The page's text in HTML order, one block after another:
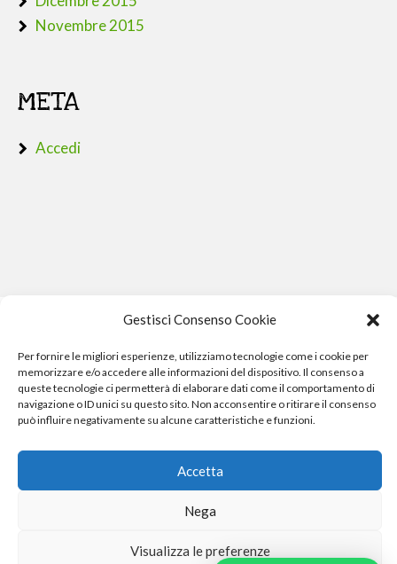
Gestisci Consenso Cookie
Per fornire le migliori esperienze, utilizziamo tecnologie come i cookie per
memorizzare e/o accedere alle informazioni del dispositivo. Il consenso a
queste tecnologie ci permetterà di elaborare dati come il comportamento di
navigazione o ID unici su questo sito. Non acconsentire o ritirare il consenso
può influire negativamente su alcune caratteristiche e funzioni.
Accetta
Nega
Visualizza le preferenze
Novembre 2015
META
Accedi
Phone Crash - riparazione iphone pisa smartphone computer
e gopro
Phone Crash - riparazione iphone pisa smartphone cellulari computer